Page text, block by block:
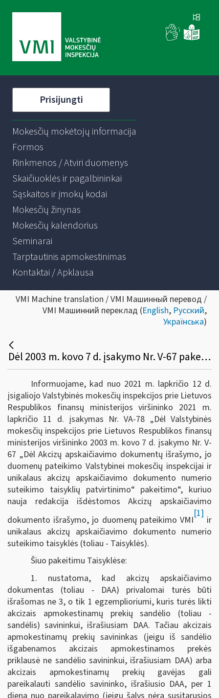
Prisijungti
Mokesčių mokėtojų informacija
Formos
Rinkmenos / Atviri duomenys
Skaičiuoklės ir pagalbininkai
Sąskaitos ir įmokų kodai
Mokesčių žinynas
Mokesčių kalendorius
Seminarai
Tarptautinis apmokestinimas
Kontaktai / Apklausa
VMI Machine translation / VMI Машинный перевод /
VMI Машинний переклад (English, Русский,
Українська)
Dėl 2003 m. kovo 7 d. įsakymo Nr. V-67 pakeitimo
Informuojame, kad nuo 2021 m. lapkričio 12 d.
įsigaliojo Valstybinės mokesčių inspekcijos prie Lietuvos
Respublikos finansų ministerijos viršininko 2021 m.
lapkričio 11 d. įsakymas Nr. VA-78 „Dėl Valstybinės
mokesčių inspekcijos prie Lietuvos Respublikos finansų
ministerijos viršininko 2003 m. kovo 7 d. įsakymo Nr. V-
67 „Dėl Akcizų apskaičiavimo dokumentų išrašymo, jo
duomenų pateikimo Valstybinei mokesčių inspekcijai ir
unikalaus akcizų apskaičiavimo dokumento numerio
suteikimo taisyklių patvirtinimo“ pakeitimo“, kuriuo
nauja redakcija išdėstomos Akcizų apskaičiavimo
dokumento išrašymo, jo duomenų pateikimo VMI
[1]
ir
unikalaus akcizų apskaičiavimo dokumento numerio
suteikimo taisyklės (toliau - Taisyklės).
Šiuo pakeitimu Taisyklėse:
1. nustatoma, kad akcizų apskaičiavimo
dokumentas (toliau - DAA) privalomai turės būti
išrašomas ne 3, o tik 1 egzemplioriumi, kuris turės likti
akcizais apmokestinamų prekių sandėlio (toliau -
sandėlis) savininkui, išrašiusiam DAA. Tačiau akcizais
apmokestinamų prekių savininkas (jeigu iš sandėlio
išgabenamos akcizais apmokestinamos prekės
priklausė ne sandėlio savininkui, išrašiusiam DAA) arba
akcizais apmokestinamų prekių gavėjas gali
pareikalauti sandėlio savininko, išrašiusio DAA, per 1
dieną nuo pareikalavimo (jeigu šalys nėra susitarusios